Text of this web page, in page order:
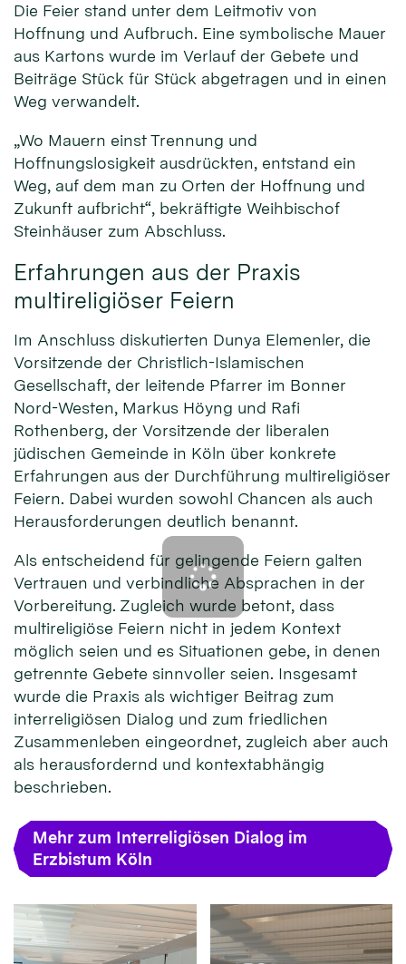
Die Feier stand unter dem Leitmotiv von
Hoffnung und Aufbruch. Eine symbolische Mauer
aus Kartons wurde im Verlauf der Gebete und
Beiträge Stück für Stück abgetragen und in einen
Weg verwandelt.
„Wo Mauern einst Trennung und
Hoffnungslosigkeit ausdrückten, entstand ein
Weg, auf dem man zu Orten der Hoffnung und
Zukunft aufbricht“, bekräftigte Weihbischof
Steinhäuser zum Abschluss.
Erfahrungen aus der Praxis
multireligiöser Feiern
Im Anschluss diskutierten Dunya Elemenler, die
Vorsitzende der Christlich-Islamischen
Gesellschaft, der leitende Pfarrer im Bonner
Nord-Westen, Markus Höyng und Rafi
Rothenberg, der Vorsitzende der liberalen
jüdischen Gemeinde in Köln über konkrete
Erfahrungen aus der Durchführung multireligiöser
Feiern. Dabei wurden sowohl Chancen als auch
Herausforderungen deutlich benannt.
Als entscheidend für gelingende Feiern galten
Vertrauen und verbindliche Absprachen in der
Vorbereitung. Zugleich wurde betont, dass
multireligiöse Feiern nicht in jedem Kontext
möglich seien und es Situationen gebe, in denen
getrennte Gebete sinnvoller seien. Insgesamt
wurde die Praxis als wichtiger Beitrag zum
interreligiösen Dialog und zum friedlichen
Zusammenleben eingeordnet, zugleich aber auch
als herausfordernd und kontextabhängig
beschrieben.
Mehr zum Interreligiösen Dialog im
Erzbistum Köln